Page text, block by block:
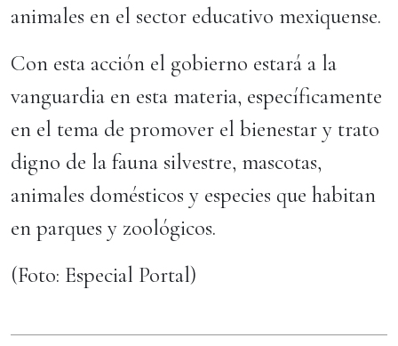
animales en el sector educativo mexiquense.
Con esta acción el gobierno estará a la
vanguardia en esta materia, específicamente
en el tema de promover el bienestar y trato
digno de la fauna silvestre, mascotas,
animales domésticos y especies que habitan
en parques y zoológicos.
(Foto: Especial Portal)